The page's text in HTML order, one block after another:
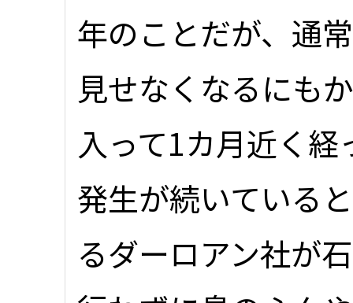
年のことだが、通
見せなくなるにも
入って1カ月近く
発生が続いている
るダーロアン社が